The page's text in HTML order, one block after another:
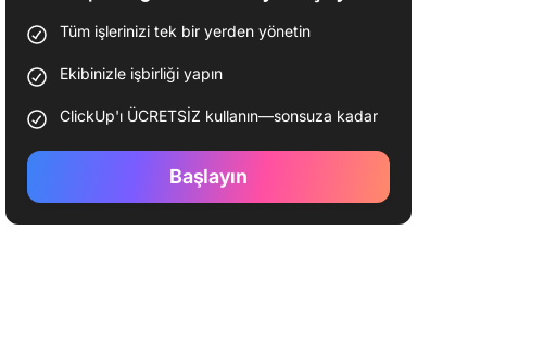
Tüm işlerinizi tek bir yerden yönetin
Ekibinizle işbirliği yapın
ClickUp'ı ÜCRETSİZ kullanın—sonsuza kadar
Başlayın